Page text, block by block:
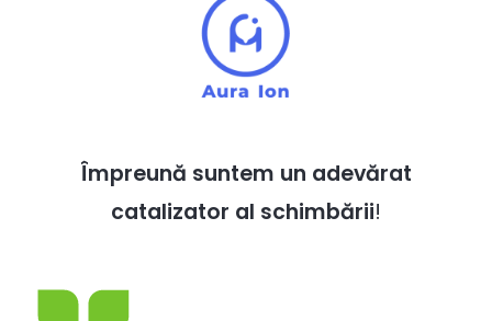
Împreună suntem un adevărat
catalizator al schimbării!